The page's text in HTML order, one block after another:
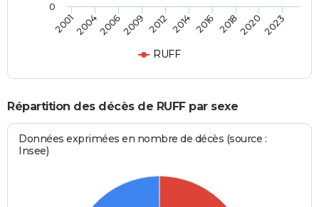
RUFF
2001200420062009 2012 2014 2016 201820202023
0
Répartition des décès de RUFF par sexe
Données exprimées en nombre de décès (source :
Insee)